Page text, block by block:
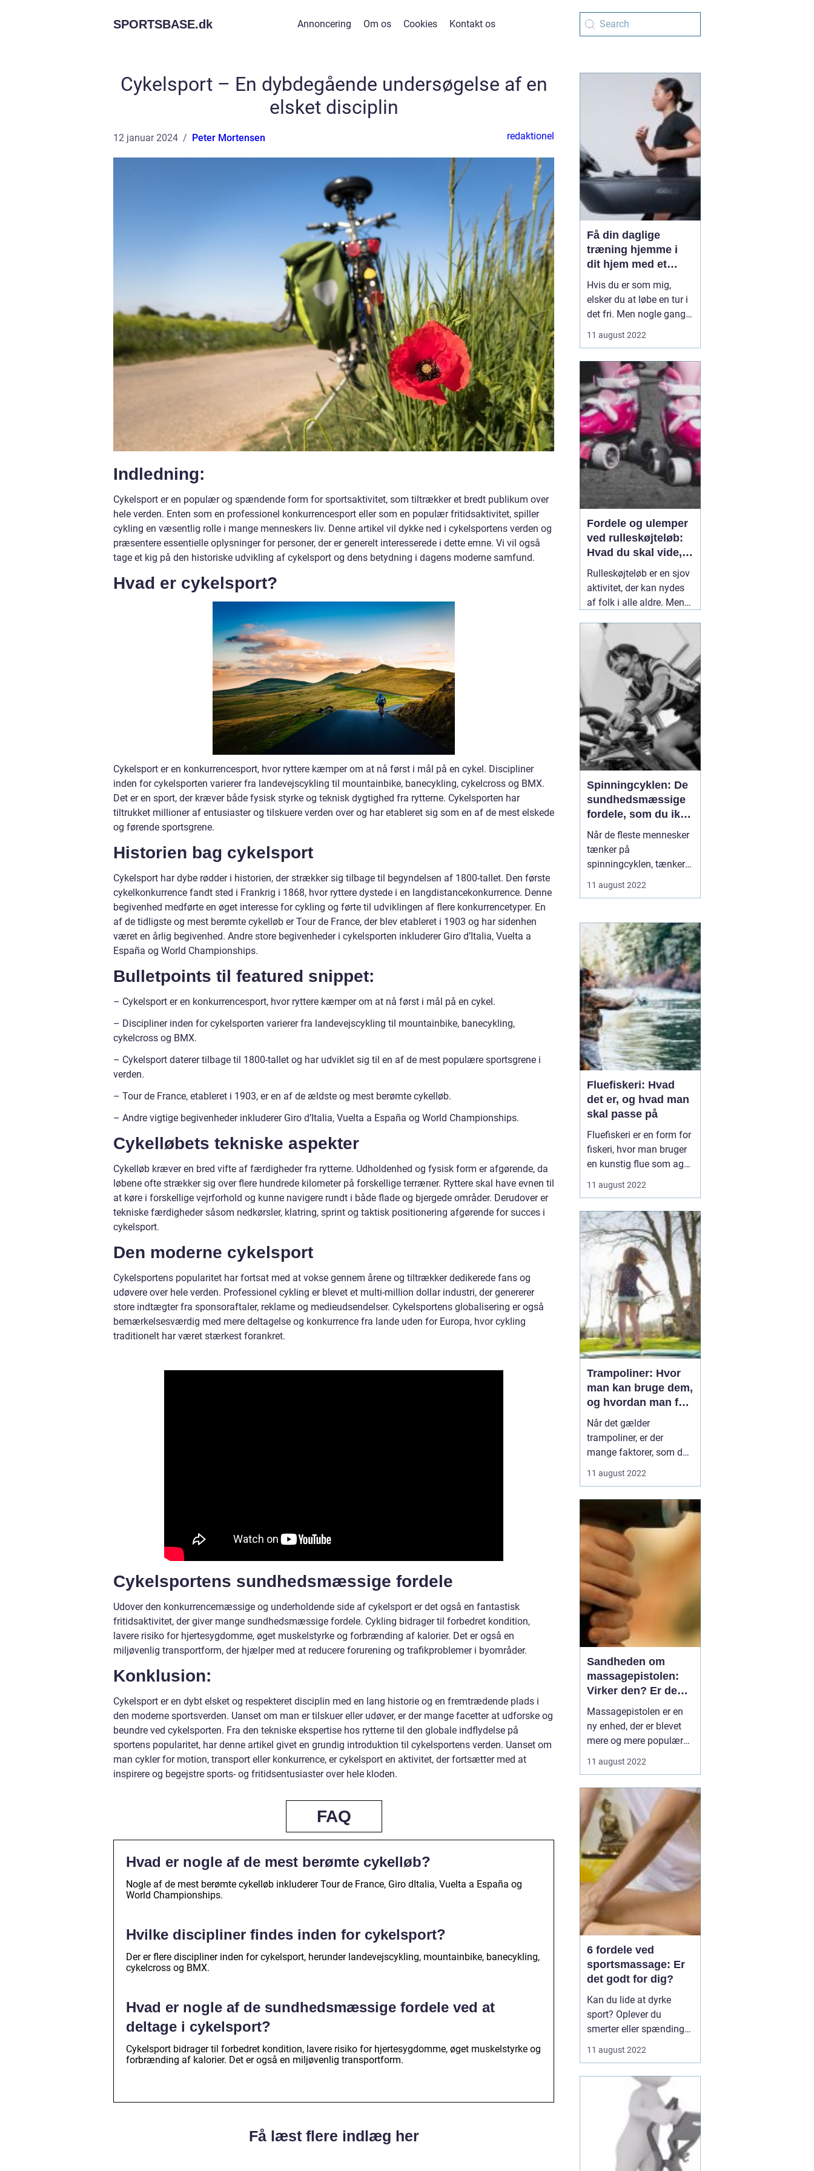
SPORTSBASE.dk Annoncering Om os Cookies Kontakt os
Cykelsport – En dybdegående undersøgelse af en
elsket disciplin
12 januar 2024 Peter Mortensen redaktionel
Indledning:
Cykelsport er en populær og spændende form for sportsaktivitet, som tiltrækker et bredt publikum over
hele verden. Enten som en professionel konkurrencesport eller som en populær fritidsaktivitet, spiller
cykling en væsentlig rolle i mange menneskers liv. Denne artikel vil dykke ned i cykelsportens verden og
præsentere essentielle oplysninger for personer, der er generelt interesserede i dette emne. Vi vil også
tage et kig på den historiske udvikling af cykelsport og dens betydning i dagens moderne samfund.
Hvad er cykelsport?
Cykelsport er en konkurrencesport, hvor ryttere kæmper om at nå først i mål på en cykel. Discipliner
inden for cykelsporten varierer fra landevejscykling til mountainbike, banecykling, cykelcross og BMX.
Det er en sport, der kræver både fysisk styrke og teknisk dygtighed fra rytterne. Cykelsporten har
tiltrukket millioner af entusiaster og tilskuere verden over og har etableret sig som en af de mest elskede
og førende sportsgrene.
Historien bag cykelsport
Cykelsport har dybe rødder i historien, der strækker sig tilbage til begyndelsen af 1800-tallet. Den første
cykelkonkurrence fandt sted i Frankrig i 1868, hvor ryttere dystede i en langdistancekonkurrence. Denne
begivenhed medførte en øget interesse for cykling og førte til udviklingen af flere konkurrencetyper. En
af de tidligste og mest berømte cykelløb er Tour de France, der blev etableret i 1903 og har sidenhen
været en årlig begivenhed. Andre store begivenheder i cykelsporten inkluderer Giro d’Italia, Vuelta a
España og World Championships.
Bulletpoints til featured snippet:
– Cykelsport er en konkurrencesport, hvor ryttere kæmper om at nå først i mål på en cykel.
– Discipliner inden for cykelsporten varierer fra landevejscykling til mountainbike, banecykling,
cykelcross og BMX.
– Cykelsport daterer tilbage til 1800-tallet og har udviklet sig til en af de mest populære sportsgrene i
verden.
– Tour de France, etableret i 1903, er en af de ældste og mest berømte cykelløb.
– Andre vigtige begivenheder inkluderer Giro d’Italia, Vuelta a España og World Championships.
Cykelløbets tekniske aspekter
Cykelløb kræver en bred vifte af færdigheder fra rytterne. Udholdenhed og fysisk form er afgørende, da
løbene ofte strækker sig over flere hundrede kilometer på forskellige terræner. Ryttere skal have evnen til
at køre i forskellige vejrforhold og kunne navigere rundt i både flade og bjergede områder. Derudover er
tekniske færdigheder såsom nedkørsler, klatring, sprint og taktisk positionering afgørende for succes i
cykelsport.
Den moderne cykelsport
Cykelsportens popularitet har fortsat med at vokse gennem årene og tiltrækker dedikerede fans og
udøvere over hele verden. Professionel cykling er blevet et multi-million dollar industri, der genererer
store indtægter fra sponsoraftaler, reklame og medieudsendelser. Cykelsportens globalisering er også
bemærkelsesværdig med mere deltagelse og konkurrence fra lande uden for Europa, hvor cykling
traditionelt har været stærkest forankret.
Cykelsportens sundhedsmæssige fordele
Udover den konkurrencemæssige og underholdende side af cykelsport er det også en fantastisk
fritidsaktivitet, der giver mange sundhedsmæssige fordele. Cykling bidrager til forbedret kondition,
lavere risiko for hjertesygdomme, øget muskelstyrke og forbrænding af kalorier. Det er også en
miljøvenlig transportform, der hjælper med at reducere forurening og trafikproblemer i byområder.
Konklusion:
Cykelsport er en dybt elsket og respekteret disciplin med en lang historie og en fremtrædende plads i
den moderne sportsverden. Uanset om man er tilskuer eller udøver, er der mange facetter at udforske og
beundre ved cykelsporten. Fra den tekniske ekspertise hos rytterne til den globale indflydelse på
sportens popularitet, har denne artikel givet en grundig introduktion til cykelsportens verden. Uanset om
man cykler for motion, transport eller konkurrence, er cykelsport en aktivitet, der fortsætter med at
inspirere og begejstre sports- og fritidsentusiaster over hele kloden.
FAQ
Hvad er nogle af de mest berømte cykelløb?
Nogle af de mest berømte cykelløb inkluderer Tour de France, Giro dItalia, Vuelta a España og
World Championships.
Hvilke discipliner findes inden for cykelsport?
Der er flere discipliner inden for cykelsport, herunder landevejscykling, mountainbike, banecykling,
cykelcross og BMX.
Hvad er nogle af de sundhedsmæssige fordele ved at
deltage i cykelsport?
Cykelsport bidrager til forbedret kondition, lavere risiko for hjertesygdomme, øget muskelstyrke og
forbrænding af kalorier. Det er også en miljøvenlig transportform.
Få læst flere indlæg her
Få din daglige
træning hjemme i
dit hjem med et
smart løbebånd
Hvis du er som mig,
elsker du at løbe en tur i
det fri. Men nogle gange
Derfor besluttede jeg
smart løbebånd til mit
hjemmegymnastikrum.
Nu kan jeg få min
daglige træn...
11 august 2022
Fordele og ulemper
ved rulleskøjteløb:
Hvad du skal vide,
før du begynder
Rulleskøjteløb er en sjov
aktivitet, der kan nydes
af folk i alle aldre. Men
rulleskøjter, er det vigtigt
at forstå fordele og
ulemper ved denne form
for motion. I artiklen på
11 august 2022
Spinningcyklen: De
sundhedsmæssige
fordele, som du ikke
kendte til
Når de fleste mennesker
tænker på
spinningcyklen, tænker
at få en god træning på.
sandt - spinningcyklen er
en fremragende måde at
forbrænd...
11 august 2022
Fluefiskeri: Hvad
det er, og hvad man
skal passe på
Fluefiskeri er en form for
fiskeri, hvor man bruger
en kunstig flue som agn.
andre former for fiskeri
er fastgjort til en krog og
line. I stedet kaster
fiskeren fluen direkte ud i
vandet og venter på...
11 august 2022
Trampoliner: Hvor
man kan bruge dem,
og hvordan man får
en til sit hjem
Når det gælder
trampoliner, er der
mange faktorer, som du
køber en trampolin.
trampolin? Hvor stor
skal den være? Hvilken
type hoppe vil ...
11 august 2022
Sandheden om
massagepistolen:
Virker den? Er den
sikker?
Massagepistolen er en
ny enhed, der er blevet
mere og mere populær
siges, at den kan give de
massageterapeut, men
kan du virkelig tro på
hypen? I denne artikel vil
vi tage et kig på san...
11 august 2022
6 fordele ved
sportsmassage: Er
det godt for dig?
Kan du lide at dyrke
sport? Oplever du
smerter eller spændinger
sport? Hvis ja, kan du
sportsmassage.
Sportsmassage er en
type massage, der er
specielt designet til at
hjælpe sportsudøvere ...
11 august 2022